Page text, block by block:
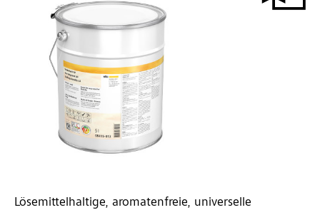
Lösemittelhaltige, aromatenfreie, universelle